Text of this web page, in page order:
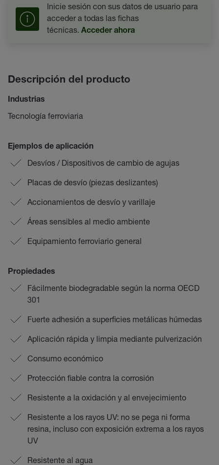
Inicie sesión con sus datos de usuario para
acceder a todas las fichas
técnicas. Acceder ahora
Descripción del producto
Industrias
Tecnología ferroviaria
Ejemplos de aplicación
Desvíos / Dispositivos de cambio de agujas
Placas de desvío (piezas deslizantes)
Accionamientos de desvío y varillaje
Áreas sensibles al medio ambiente
Equipamiento ferroviario general
Propiedades
Fácilmente biodegradable según la norma OECD
301
Fuerte adhesión a superficies metálicas húmedas
Aplicación rápida y limpia mediante pulverización
Consumo económico
Protección fiable contra la corrosión
Resistente a la oxidación y al envejecimiento
Resistente a los rayos UV: no se pega ni forma
resina, incluso con exposición extrema a los rayos
UV
Resistente al agua